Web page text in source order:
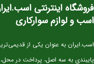
استخوان‌بندی قوی و مناسب برای
دست و پای خشک و تمیز، آماده
گام‌های متعادل، ریتمیک و ایده‌آل
تمرکز بالا و واکنش سریع در
فروشگاه اینترنتی
اسب و لوازم سوارکاری
اسب.ایران به عنوان یکی از